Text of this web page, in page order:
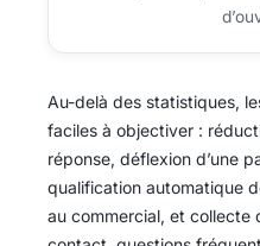
Au-delà des statistiques,
faciles à objectiver :
réponse, déflexion d’une
qualification automatique
au commercial, et collecte